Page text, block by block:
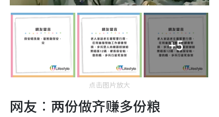
+5
点击图片放大
网友︰两份做齐赚多份粮